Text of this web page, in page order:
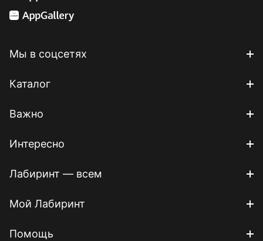
Мы в соцсетях
Каталог
Важно
Интересно
Лабиринт — всем
Мой Лабиринт
Помощь